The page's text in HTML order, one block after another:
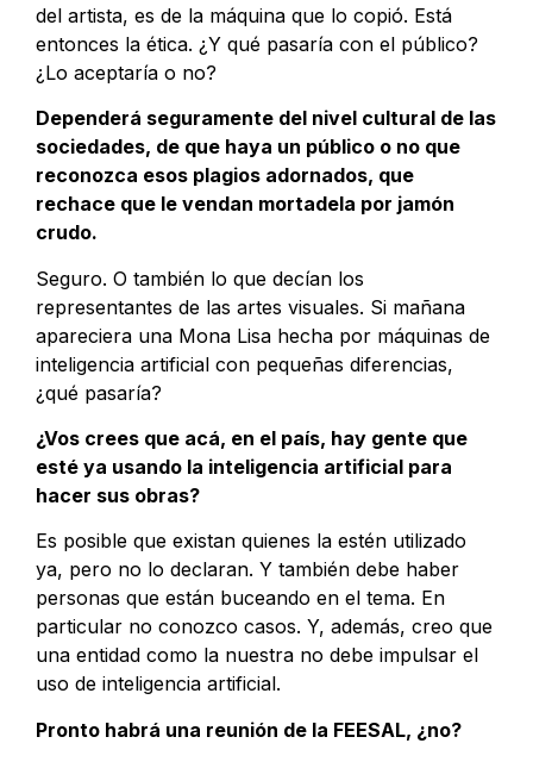
del artista, es de la máquina que lo copió. Está
entonces la ética. ¿Y qué pasaría con el público?
¿Lo aceptaría o no?
Dependerá seguramente del nivel cultural de las
sociedades, de que haya un público o no que
reconozca esos plagios adornados, que
rechace que le vendan mortadela por jamón
crudo.
Seguro. O también lo que decían los
representantes de las artes visuales. Si mañana
apareciera una Mona Lisa hecha por máquinas de
inteligencia artificial con pequeñas diferencias,
¿qué pasaría?
¿Vos crees que acá, en el país, hay gente que
esté ya usando la inteligencia artificial para
hacer sus obras?
Es posible que existan quienes la estén utilizado
ya, pero no lo declaran. Y también debe haber
personas que están buceando en el tema. En
particular no conozco casos. Y, además, creo que
una entidad como la nuestra no debe impulsar el
uso de inteligencia artificial.
Pronto habrá una reunión de la FEESAL, ¿no?